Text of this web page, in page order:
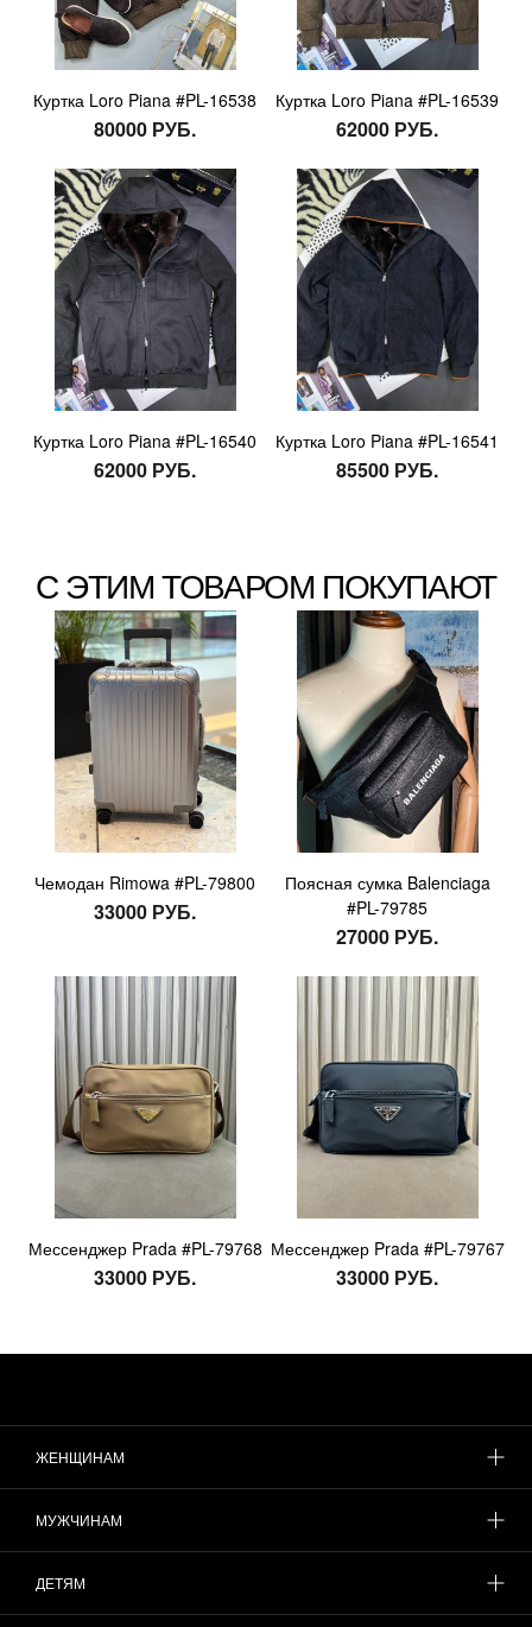
Куртка Loro Piana #PL-16538
80000 РУБ.
Куртка Loro Piana #PL-16539
62000 РУБ.
Куртка Loro Piana #PL-16540
62000 РУБ.
Куртка Loro Piana #PL-16541
85500 РУБ.
С ЭТИМ ТОВАРОМ ПОКУПАЮТ
Чемодан Rimowa #PL-79800
33000 РУБ.
Поясная сумка Balenciaga
#PL-79785
27000 РУБ.
Мессенджер Prada #PL-79768
33000 РУБ.
Мессенджер Prada #PL-79767
33000 РУБ.
ЖЕНЩИНАМ
МУЖЧИНАМ
ДЕТЯМ